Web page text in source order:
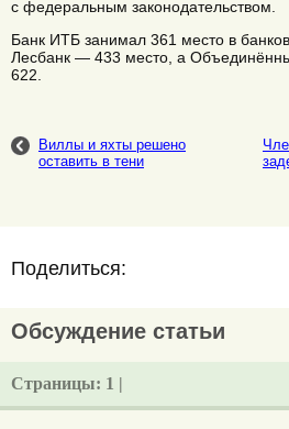
с федеральным законодательством.
Банк ИТБ занимал 361 место в
Лесбанк — 433 место, а
622.
Виллы и яхты решено
оставить в тени
Поделиться:
Обсуждение статьи
Страницы: 1 |